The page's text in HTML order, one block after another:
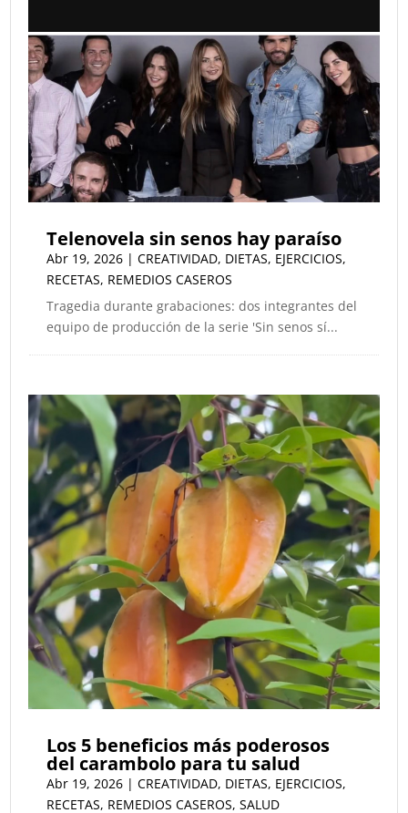
Telenovela sin senos hay paraíso
Abr 19, 2026 |CREATIVIDAD, DIETAS, EJERCICIOS,
RECETAS, REMEDIOS CASEROS
Tragedia durante grabaciones: dos integrantes del
equipo de producción de la serie 'Sin senos sí...
Los 5 beneficios más poderosos
del carambolo para tu salud
Abr 19, 2026 |CREATIVIDAD, DIETAS, EJERCICIOS,
RECETAS, REMEDIOS CASEROS,SALUD